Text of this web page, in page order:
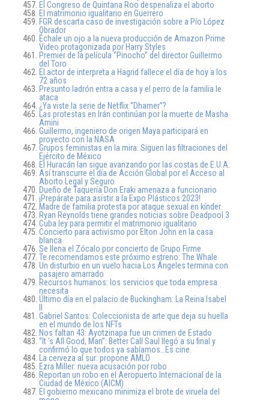
El Congreso de Quintana Roo despenaliza el aborto
El matrimonio igualitario en Guerrero
FGR descarta caso de investigación sobre a Pío López
Obrador
Échale un ojo a la nueva producción de Amazon Prime
Video protagonizada por Harry Styles
Premier de la película ‘’Pinocho’’ del director Guillermo
del Toro
El actor de interpreta a Hagrid fallece el día de hoy a los
72 años
Presunto ladrón entra a casa y el perro de la familia le
ataca
¿Ya viste la serie de Netflix ‘’Dhamer’’?
Las protestas en Irán continúan por la muerte de Masha
Amini
Guillermo, ingeniero de origen Maya participará en
proyecto con la NASA
Grupos feministas en la mira: Siguen las filtraciones del
Ejército de México
El Huracán Ian sigue avanzando por las costas de E.U.A.
Así transcurre el día de Acción Global por el Acceso al
Aborto Legal y Seguro
Dueño de Taquería Don Eraki amenaza a funcionario
¡Prepárate para asistir a la Expo Plásticos 2023!
Madre de familia protesta por ataque sexual en kínder
Ryan Reynolds tiene grandes noticias sobre Deadpool 3
Cuba ley para permitir el matrimonio igualitario
Concierto para activismo por Elton John en la casa
blanca
Se llena el Zócalo por concierto de Grupo Firme
Te recomendamos este próximo estreno: The Whale
Un disturbio en un vuelo hacia Los Ángeles termina con
pasajero amarrado
Recursos humanos: los servicios que toda empresa
necesita
Último día en el palacio de Buckingham: La Reina Isabel
Gabriel Santos: Coleccionista de arte que deja su huella
en el mundo de los NFTs
Nos faltan 43: Ayotzinapa fue un crimen de Estado
‘’It ‘s All Good, Man’’: Better Call Saul llegó a su final y
confirmó lo que todos ya sabíamos…Es cine.
La cerveza al sur: propone AMLO
Ezra Miller: nueva acusación por robo
Reportan un robo en el Aeropuerto Internacional de la
Ciudad de México (AICM)
El gobierno mexicano minimiza el brote de viruela del